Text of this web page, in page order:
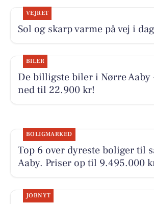
VEJRET
Sol og skarp varme på vej i dag
BILER
De billigste biler i Nørre Aaby
ned til 22.900 kr!
BOLIGMARKED
Top 6 over dyreste boliger til
Aaby. Priser op til 9.495.000
JOBNYT